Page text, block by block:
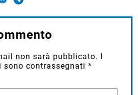
non sarà pubblicato. I
sono contrassegnati*